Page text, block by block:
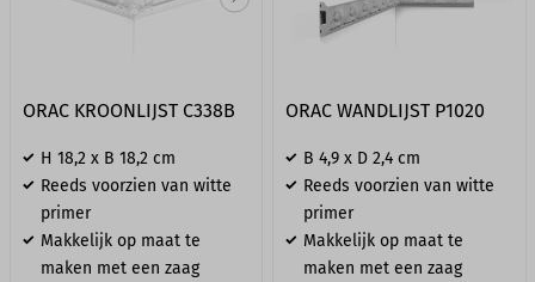
ORAC KROONLIJST C338B
H 18,2 x B 18,2 cm
Reeds voorzien van witte
primer
Makkelijk op maat te
maken met een zaag
ORAC WANDLIJST P1020
B 4,9 x D 2,4 cm
Reeds voorzien van witte
primer
Makkelijk op maat te
maken met een zaag